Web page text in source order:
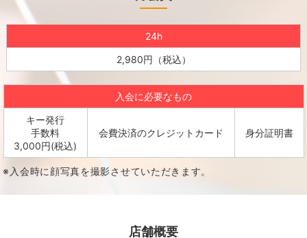
24h
2,980円（税込）
入会に必要なもの
キー発行
手数料
3,000円(税込)
会費決済のクレジットカード 身分証明書
※入会時に顔写真を撮影させていただきます。
店舗概要